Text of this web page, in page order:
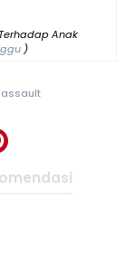
Anak
)
assault